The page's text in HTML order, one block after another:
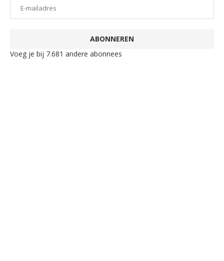
ABONNEREN
Voeg je bij 7.681 andere abonnees